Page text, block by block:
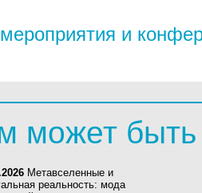
и
может быть
Метавселенные и
реальность: мода